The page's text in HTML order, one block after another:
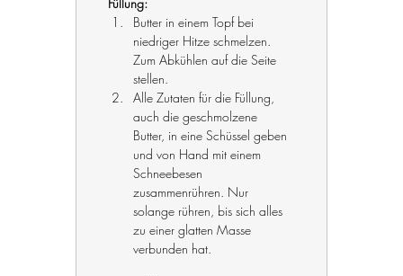
Butter in einem Topf bei
niedriger Hitze schmelzen.
Zum Abkühlen auf die Seite
stellen.
Alle Zutaten für die Füllung,
auch die geschmolzene
Butter, in eine Schüssel geben
und von Hand mit einem
Schneebesen
zusammenrühren. Nur
solange rühren, bis sich alles
zu einer glatten Masse
verbunden hat.